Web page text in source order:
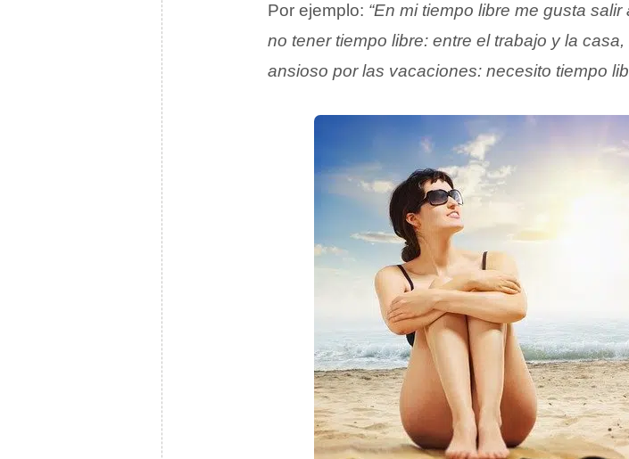
Por ejemplo: “En mi tiempo libre me gusta
no tener tiempo libre: entre el trabajo y la
ansioso por las vacaciones: necesito tiempo